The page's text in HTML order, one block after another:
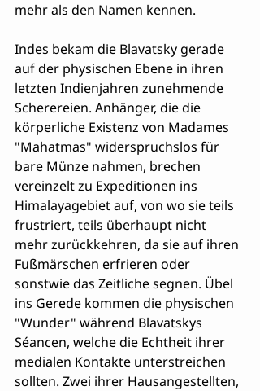
mehr als den Namen kennen.
Indes bekam die Blavatsky gerade
auf der physischen Ebene in ihren
letzten Indienjahren zunehmende
Scherereien. Anhänger, die die
körperliche Existenz von Madames
"Mahatmas" widerspruchslos für
bare Münze nahmen, brechen
vereinzelt zu Expeditionen ins
Himalayagebiet auf, von wo sie teils
frustriert, teils überhaupt nicht
mehr zurückkehren, da sie auf ihren
Fußmärschen erfrieren oder
sonstwie das Zeitliche segnen. Übel
ins Gerede kommen die physischen
"Wunder" während Blavatskys
Séancen, welche die Echtheit ihrer
medialen Kontakte unterstreichen
sollten. Zwei ihrer Hausangestellten,